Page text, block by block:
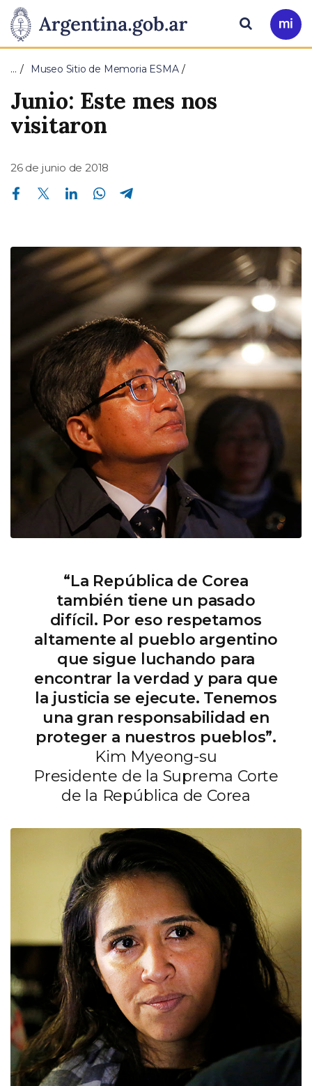
Presidencia
de
la
Nación
Pasar al contenido principal
Ir
a
Buscar
… Museo Sitio de Memoria ESMA
Junio: Este mes nos
visitaron
26 de junio de 2018
Compartir en Facebook Compartir en Twitter Compartir en Linkedin Compartir en Whatsapp
“La República de Corea
también tiene un pasado
difícil. Por eso respetamos
altamente al pueblo argentino
que sigue luchando para
encontrar la verdad y para que
la justicia se ejecute. Tenemos
una gran responsabilidad en
proteger a nuestros pueblos”.
Kim Myeong-su
Presidente de la Suprema Corte
de la República de Corea